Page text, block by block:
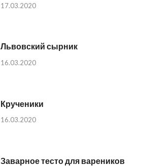
17.03.2020
Львовский сырник
16.03.2020
Крученики
16.03.2020
Заварное тесто для вареников